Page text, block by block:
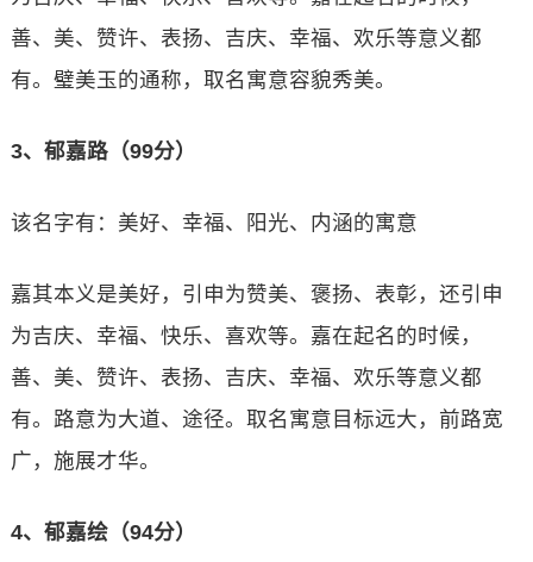
善、美、赞许、表扬、吉庆、幸福、欢乐等意义都
有。璧美玉的通称，取名寓意容貌秀美。
3、郁嘉路（99分）
该名字有：美好、幸福、阳光、内涵的寓意
嘉其本义是美好，引申为赞美、褒扬、表彰，还引申
为吉庆、幸福、快乐、喜欢等。嘉在起名的时候，
善、美、赞许、表扬、吉庆、幸福、欢乐等意义都
有。路意为大道、途径。取名寓意目标远大，前路宽
广，施展才华。
4、郁嘉绘（94分）